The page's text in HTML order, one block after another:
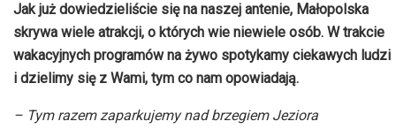
Jak już dowiedzieliście się na naszej antenie, Małopolska
skrywa wiele atrakcji, o których wie niewiele osób. W trakcie
wakacyjnych programów na żywo spotykamy ciekawych ludzi
i dzielimy się z Wami, tym co nam opowiadają.
– Tym razem zaparkujemy nad brzegiem Jeziora